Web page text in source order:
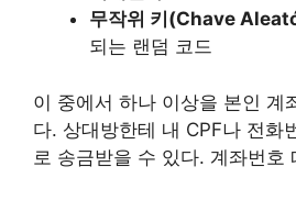
무작위 키(Chave
되는 랜덤 코드
이 중에서 하나 이상을 본인 계
다. 상대방한테 내 CPF나 전화
로 송금받을 수 있다. 계좌번호